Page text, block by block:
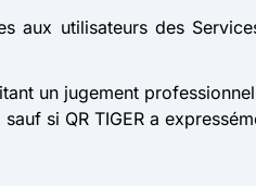
aux utilisateurs des
un jugement
si QR TIGER a